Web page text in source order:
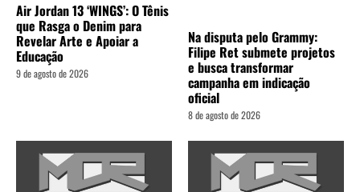
Air Jordan 13 ‘WINGS’: O Tênis
que Rasga o Denim para
Revelar Arte e Apoiar a
Educação
9 de agosto de 2026
Na disputa pelo Grammy:
Filipe Ret submete projetos
e busca transformar
campanha em indicação
oficial
8 de agosto de 2026